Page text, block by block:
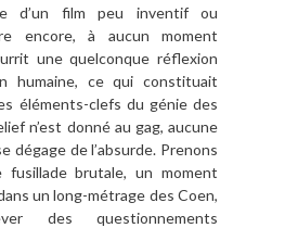
d’un film peu inventif ou
encore,à aucun moment
unequelconque réflexion
humaine, ce qui constituait
éléments-clefs du génie des
n’est donné au gag, aucune
dégage de l’absurde. Prenons
fusillade brutale,unmoment
un long-métrage des Coen,
des questionnements